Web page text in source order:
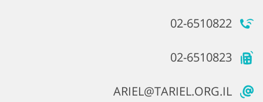
02-6510822
02-6510823
ARIEL@TARIEL.ORG.IL